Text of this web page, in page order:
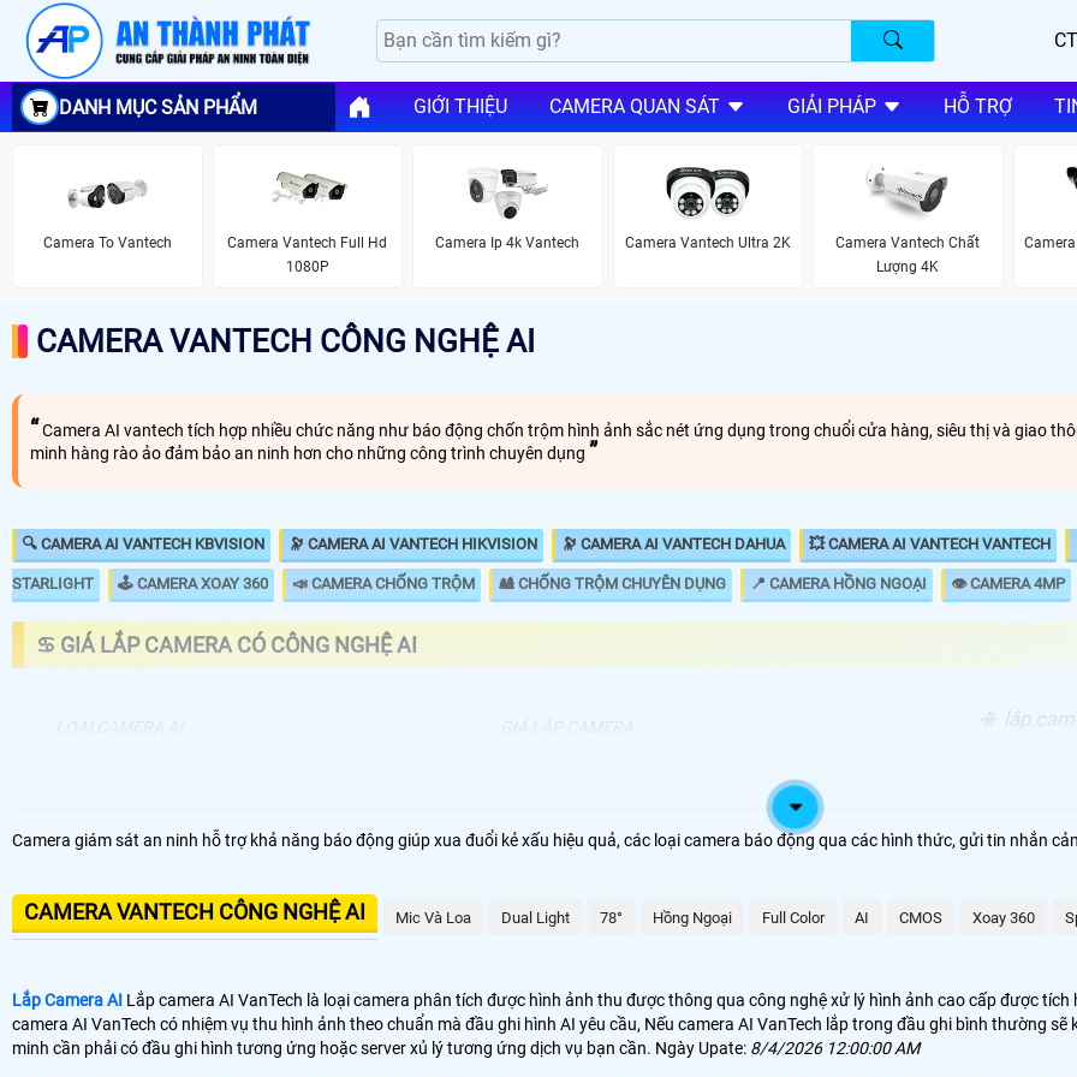
DANH MỤC SẢN PHẨM GIỚI THIỆU CAMERA QUAN SÁT GIẢI PHÁP HỖ TRỢ
Camera To Vantech
Camera Vantech Full Hd
1080P
Camera Ip 4k Vantech Camera Vantech Ultra 2K
Camera Vantech Chất
Lượng 4K
CAMERA VANTECH CÔNG NGHỆ AI
Camera AI vantech tích hợp nhiều chức năng như báo động chốn trộm hình ảnh sắc nét ứng dụng trong chuổi cửa hàng, siêu thị và giao
minh hàng rào ảo đảm bảo an ninh hơn cho những công trình chuyên dụng
🔍 CAMERA AI VANTECH KBVISION 🔭 CAMERA AI VANTECH HIKVISION 🔭 CAMERA AI VANTECH DAHUA 💥 CAMERA AI VANTECH VANTECH
STARLIGHT 🕹 CAMERA XOAY 360 📣 CAMERA CHỐNG TRỘM 🎎 CHỐNG TRỘM CHUYÊN DỤNG 📍 CAMERA HỒNG NGOẠI 👁 CAMERA 4MP
♋ GIÁ LẮP CAMERA CÓ CÔNG NGHỆ AI
Camera AI VanTech CB8
🔭 Camera Sola Công Nghệ AI 10.300.000 VNĐ Camera Báo Động Thông Minh AI
📳 lắp
hạn chế
sẽ theo
thi hình và
thì có thể thấy biển số phân tích tốc độ, lấn tuyến dừng đỗ. với những chức năng có thể hoặt động độc lập đơn giản được thiết kế sẵng trên
phải có server hổ trợ dữ liệu thì công nghệ AI mới đảm bảo hoặt động tốt. 💡
Camera giám sát an ninh hỗ trợ khả năng báo động giúp xua đuổi kẻ xấu hiệu quả, các loại camera báo động qua các hình thức, gửi tin nhắn
CAMERA VANTECH CÔNG NGHỆ AI Mic Và Loa Dual Light 78° Hồng Ngoại Full Color AI CMOS Xoay 360
Lắp Camera AI Lắp camera AI VanTech là loại camera phân tích được hình ảnh thu được thông qua công nghệ xử lý hình ảnh cao cấp được
camera AI VanTech có nhiệm vụ thu hình ảnh theo chuẩn mà đầu ghi hình AI yêu cầu, Nếu camera AI VanTech lắp trong đầu ghi bình thường
minh cần phải có đầu ghi hình tương ứng hoặc server xủ lý tương ứng dịch vụ bạn cần. Ngày Upate: 8/4/2026 12:00:00 AM